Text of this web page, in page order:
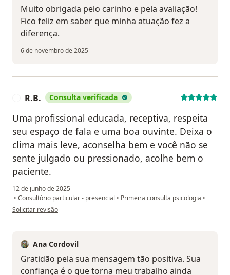
Muito obrigada pelo carinho e pela avaliação!
Fico feliz em saber que minha atuação fez a
diferença.
6 de novembro de 2025
R.B. Consulta verificada
Uma profissional educada, receptiva, respeita
seu espaço de fala e uma boa ouvinte. Deixa o
clima mais leve, aconselha bem e você não se
sente julgado ou pressionado, acolhe bem o
paciente.
12 de junho de 2025
• Consultório particular - presencial • Primeira consulta psicologia •
na opinião do utilizador R.B.
Solicitar revisão
Ana Cordovil
Gratidão pela sua mensagem tão positiva. Sua
confiança é o que torna meu trabalho ainda